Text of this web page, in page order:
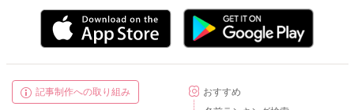
記事制作への取り組み
おすすめ